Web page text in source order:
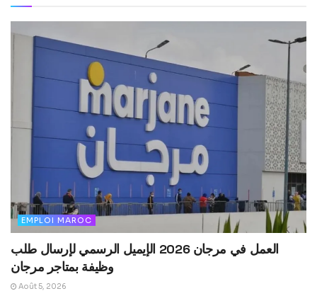
EMPLOI MAROC
العمل في مرجان 2026 الإيميل الرسمي لإرسال طلب
وظيفة بمتاجر مرجان
Août 5, 2026